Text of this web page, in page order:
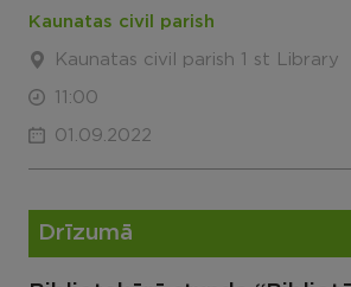
Kaunatas civil parish
Kaunatas civil parish 1 st Library
11:00
01.09.2022
Drīzumā